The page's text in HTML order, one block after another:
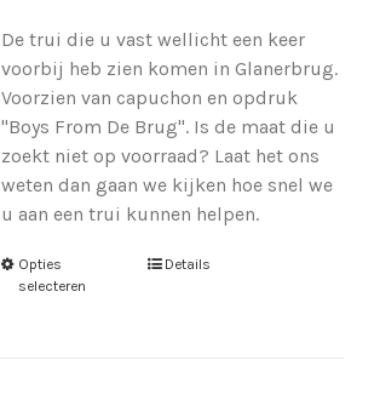
De trui die u vast wellicht een keer
voorbij heb zien komen in Glanerbrug.
Voorzien van capuchon en opdruk
"Boys From De Brug". Is de maat die u
zoekt niet op voorraad? Laat het ons
weten dan gaan we kijken hoe snel we
u aan een trui kunnen helpen.
Opties
selecteren
Details